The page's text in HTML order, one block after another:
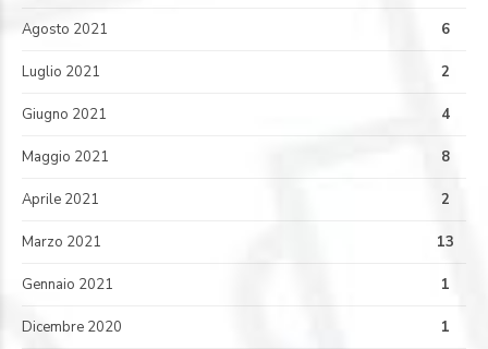
Agosto 2021 6
Luglio 2021 2
Giugno 2021 4
Maggio 2021 8
Aprile 2021 2
Marzo 2021 13
Gennaio 2021 1
Dicembre 2020 1